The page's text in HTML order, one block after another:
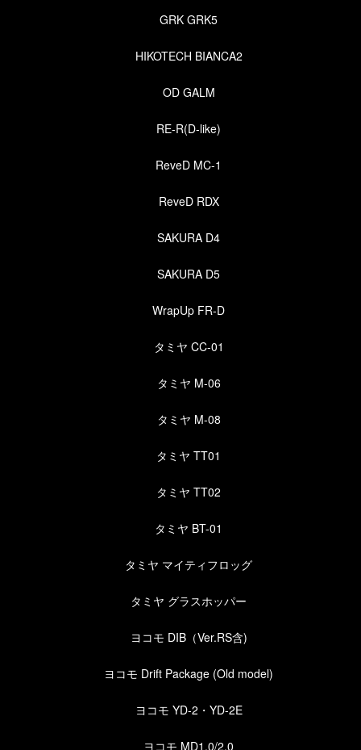
GRK GRK5
HIKOTECH BIANCA2
OD GALM
RE-R(D-like)
ReveD MC-1
ReveD RDX
SAKURA D4
SAKURA D5
WrapUp FR-D
タミヤ CC-01
タミヤ M-06
タミヤ M-08
タミヤ TT01
タミヤ TT02
タミヤ BT-01
タミヤ マイティフロッグ
タミヤ グラスホッパー
ヨコモ DIB（Ver.RS含)
ヨコモ Drift Package (Old model)
ヨコモ YD-2・YD-2E
ヨコモ MD1.0/2.0